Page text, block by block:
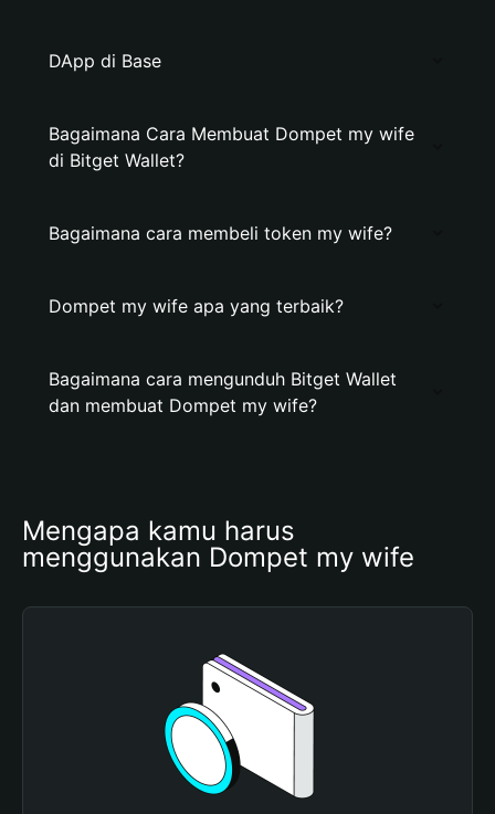
DApp di Base
Bagaimana Cara Membuat Dompet my wife
di Bitget Wallet?
Bagaimana cara membeli token my wife?
Dompet my wife apa yang terbaik?
Bagaimana cara mengunduh Bitget Wallet
dan membuat Dompet my wife?
Mengapa kamu harus
menggunakan Dompet my wife